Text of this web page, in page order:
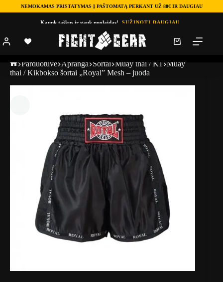
NEMOKAMAS PRISTATYMAS Į PAŠTOMATĄ PERKANT UŽ 80€ IR DAUGIAU
Kaupk taškus ir gauk nuolaidas! SUŽINOTI DAUGIAU
Parduotuve Apranga Šortai Muay thai / K1
Muay
thai / Kikbokso šortai „Royal” Mesh – juoda